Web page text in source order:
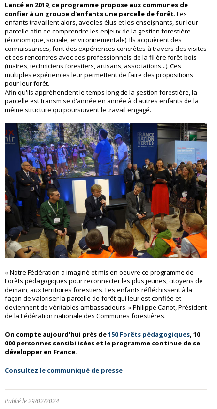
Lancé en 2019, ce programme propose aux communes de
confier à un groupe d'enfants une parcelle de forêt. Les
enfants travaillent alors, avec les élus et les enseignants, sur leur
parcelle afin de comprendre les enjeux de la gestion forestière
(économique, sociale, environnementale). Ils acquièrent des
connaissances, font des expériences concrètes à travers des visites
et des rencontres avec des professionnels de la filière forêt-bois
(maires, techniciens forestiers, artisans, associations...). Ces
multiples expériences leur permettent de faire des propositions
pour leur forêt.
Afin qu'ils appréhendent le temps long de la gestion forestière, la
parcelle est transmise d'année en année à d'autres enfants de la
même structure qui poursuivent le travail engagé.
« Notre Fédération a imaginé et mis en oeuvre ce programme de
Forêts pédagogiques pour reconnecter les plus jeunes, citoyens de
demain, aux territoires forestiers. Les enfants réfléchissent à la
façon de valoriser la parcelle de forêt qui leur est confiée et
deviennent de véritables ambassadeurs. » Philippe Canot, Président
de la Fédération nationale des Communes forestières.
On compte aujourd'hui près de150 Forêts pédagogiques, 10
000 personnes sensibilisées et le programme continue de se
développer en France.
Consultez le communiqué de presse
Publié le 29/02/2024